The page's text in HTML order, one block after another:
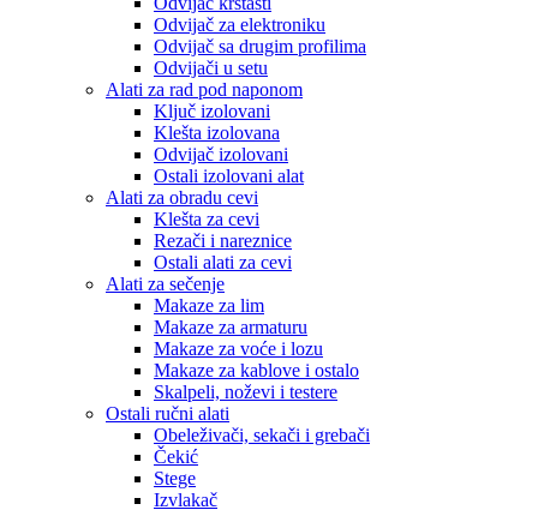
Odvijač za elektroniku
Odvijač sa drugim profilima
Odvijači u setu
Alati za rad pod naponom
Ključ izolovani
Klešta izolovana
Odvijač izolovani
Ostali izolovani alat
Alati za obradu cevi
Klešta za cevi
Rezači i nareznice
Ostali alati za cevi
Alati za sečenje
Makaze za lim
Makaze za armaturu
Makaze za voće i lozu
Makaze za kablove i ostalo
Skalpeli, noževi i testere
Ostali ručni alati
Obeleživači, sekači i grebači
Čekić
Stege
Izvlakač